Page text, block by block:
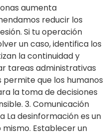
aumenta
reducir los
Si tu operación
un caso, identifica los
la continuidad y
tareas administrativas
que los humanos
la toma de decisiones
3. Comunicación
desinformación es un
Establecer un